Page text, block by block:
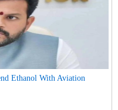
Ethanol With Aviation